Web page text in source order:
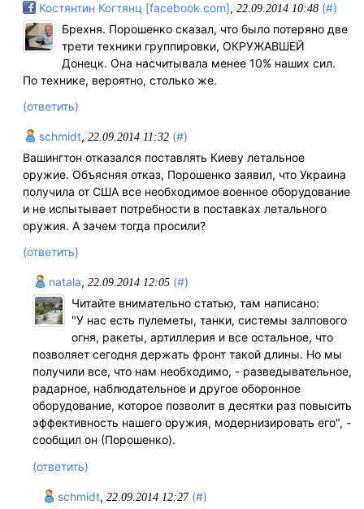
Костянтин Когтянц [facebook.com], 22.09.2014 10:48 (#)
Брехня. Порошенко сказал, что было потеряно две
трети техники группировки, ОКРУЖАВШЕЙ
Донецк. Она насчитывала менее 10% наших сил.
По технике, вероятно, столько же.
(ответить)
schmidt, 22.09.2014 11:32 (#)
Вашингтон отказался поставлять Киеву летальное
оружие. Объясняя отказ, Порошенко заявил, что Украина
получила от США все необходимое военное оборудование
и не испытывает потребности в поставках летального
оружия. А зачем тогда просили?
(ответить)
natala, 22.09.2014 12:05 (#)
Читайте внимательно статью, там написано:
"У нас есть пулеметы, танки, системы залпового
огня, ракеты, артиллерия и все остальное, что
позволяет сегодня держать фронт такой длины. Но мы
получили все, что нам необходимо, - разведывательное,
радарное, наблюдательное и другое оборонное
оборудование, которое позволит в десятки раз повысить
эффективность нашего оружия, модернизировать его", -
сообщил он (Порошенко).
(ответить)
schmidt,22.09.2014 12:27 (#)